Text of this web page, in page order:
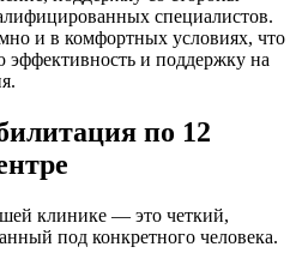
специалистов.
и в комфортных условиях, что
эффективность и поддержку на
по 12
клинике — это четкий,
под конкретного человека.